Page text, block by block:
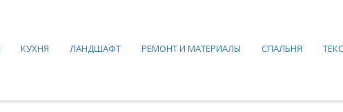
КУХНЯ ЛАНДШАФТ РЕМОНТ И МАТЕРИАЛЫ СПАЛЬНЯ